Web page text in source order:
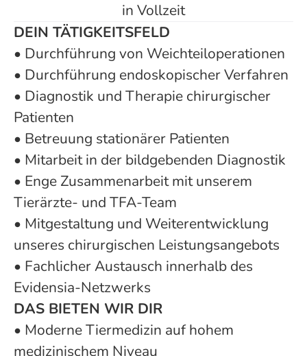
in Vollzeit
DEIN TÄTIGKEITSFELD
• Durchführung von Weichteiloperationen
• Durchführung endoskopischer Verfahren
• Diagnostik und Therapie chirurgischer
Patienten
• Betreuung stationärer Patienten
• Mitarbeit in der bildgebenden Diagnostik
• Enge Zusammenarbeit mit unserem
Tierärzte- und TFA-Team
• Mitgestaltung und Weiterentwicklung
unseres chirurgischen Leistungsangebots
• Fachlicher Austausch innerhalb des
Evidensia-Netzwerks
DAS BIETEN WIR DIR
• Moderne Tiermedizin auf hohem
medizinischem Niveau